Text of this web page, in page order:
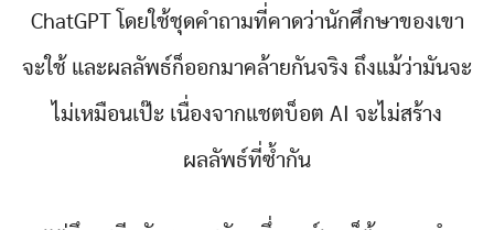
ChatGPT โดยใช้ชุดคำถามที่คาดว่านักศึกษาของเขา
จะใช้ และผลลัพธ์ก็ออกมาคล้ายกันจริง ถึงแม้ว่ามันจะ
ไม่เหมือนเป๊ะ เนื่องจากแชตบ็อต AI จะไม่สร้าง
ผลลัพธ์ที่ซ้ำกัน